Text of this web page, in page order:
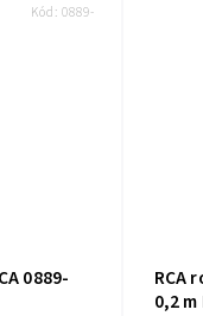
0889-
Kód: 0889-
RCA
0,2 m